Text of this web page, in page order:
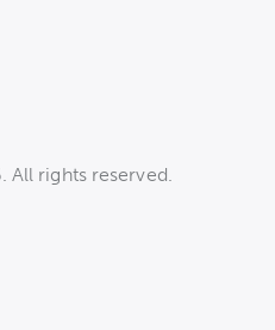
rights reserved.